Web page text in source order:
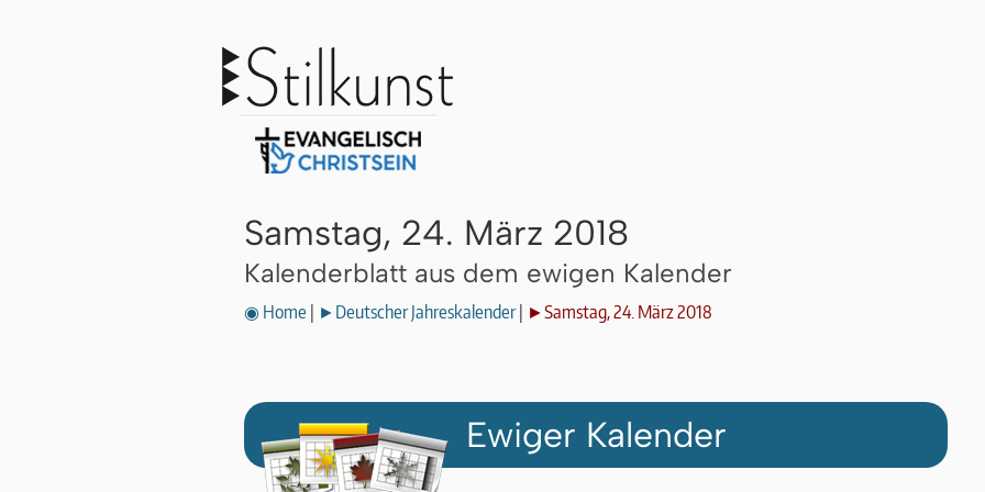
Samstag, 24. März 2018
Kalenderblatt aus dem ewigen Kalender
◉ Home ►Deutscher Jahreskalender| ►Samstag, 24. März 2018
Ewiger Kalender